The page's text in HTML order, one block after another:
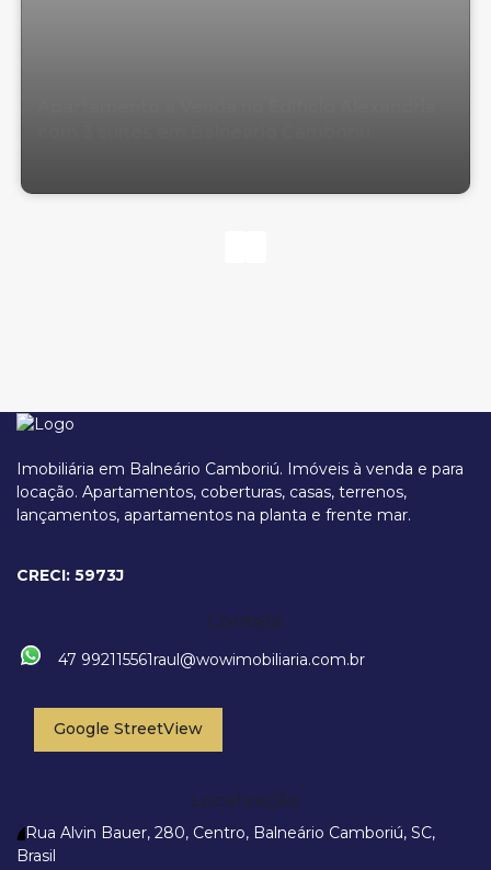
Imobiliária em Balneário Camboriú. Imóveis à venda e para
locação. Apartamentos, coberturas, casas, terrenos,
lançamentos, apartamentos na planta e frente mar.
CRECI: 5973J
Contato
47 992115561raul@wowimobiliaria.com.br
Google StreetView
Localização
Rua Alvin Bauer, 280, Centro, Balneário Camboriú, SC,
Brasil